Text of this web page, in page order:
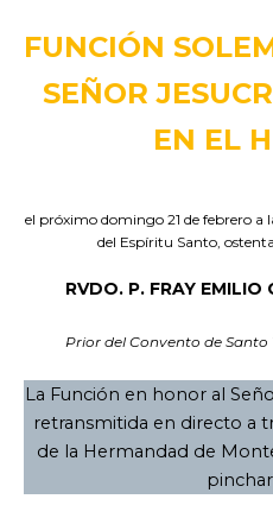
FUNCIÓN
SEÑOR
EN EL
el próximo domingo 21 de febrero a
del Espíritu Santo,
RVDO. P. FRAY EMILIO
Prior del Convento de Santo
La Función en honor al
retransmitida en directo a
de la Hermandad de
pinchar